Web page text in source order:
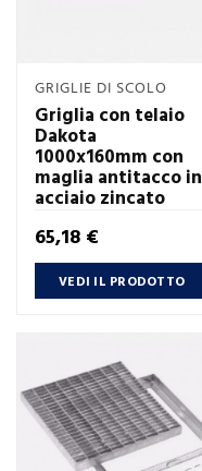
GRIGLIE DI SCOLO
Griglia con telaio
Dakota
1000x160mm con
maglia antitacco in
acciaio zincato
Prezzo
65,18 €
VEDI IL PRODOTTO